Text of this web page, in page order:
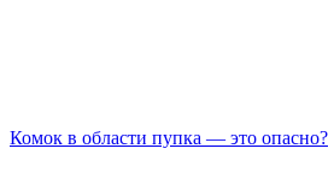
Комок в области пупка — это опасно?